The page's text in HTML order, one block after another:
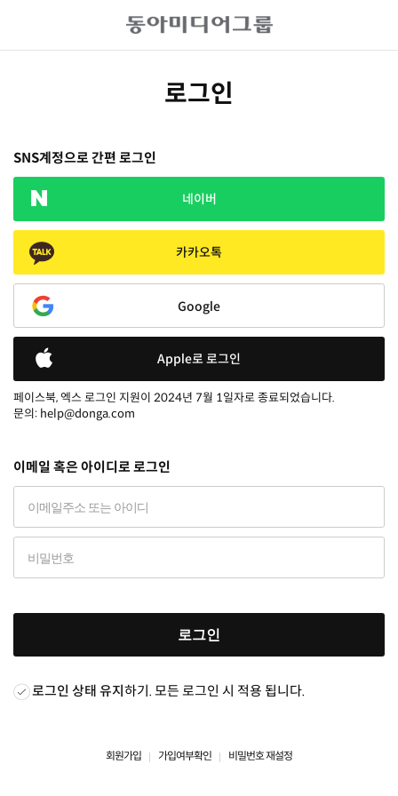
로그인
SNS계정으로 간편 로그인
네이버
카카오톡
Google
Apple로 로그인
페이스북, 엑스 로그인 지원이 2024년 7월 1일자로 종료되었습니다.
문의: help@donga.com
이메일 혹은 아이디로 로그인
로그인
로그인 상태 유지하기. 모든 로그인 시 적용 됩니다.
회원가입 가입여부확인 비밀번호 재설정